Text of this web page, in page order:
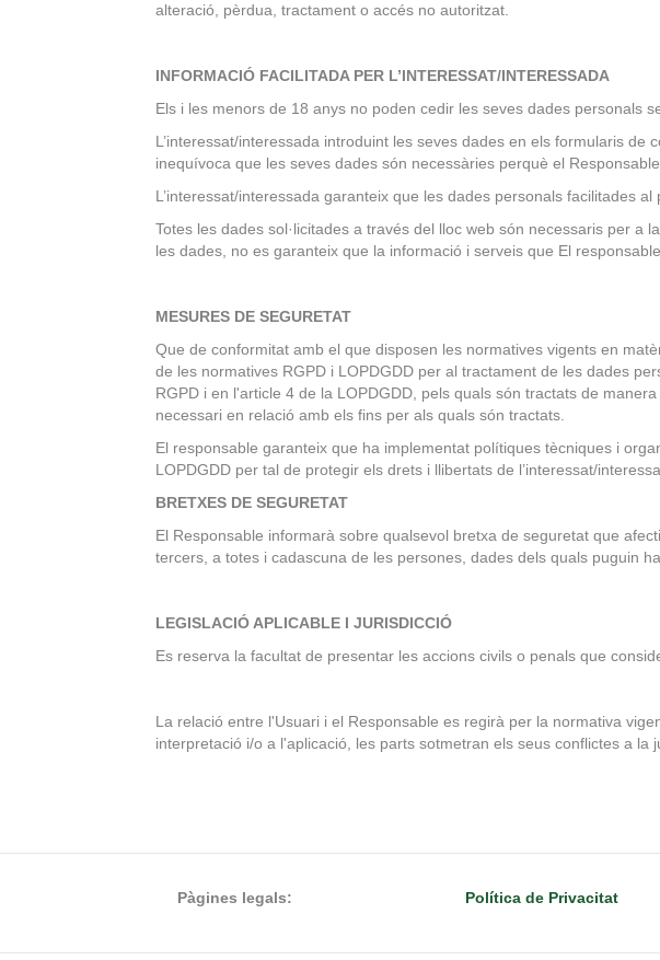
alteració, pèrdua, tractament o accés no autoritzat.
INFORMACIÓ FACILITADA PER L’INTERESSAT/INTERESSADA
Els i les menors de 18 anys no poden cedir les seves dades personals
L’interessat/interessada introduint les seves dades en els formularis
inequívoca que les seves dades són necessàries perquè el
L’interessat/interessada garanteix que les dades personals facilitades
Totes les dades sol·licitades a través del lloc web són necessaris per a
les dades, no es garanteix que la informació i serveis que El
MESURES DE SEGURETAT
Que de conformitat amb el que disposen les normatives vigents en
de les normatives RGPD i LOPDGDD per al tractament de les dades
RGPD i en l'article 4 de la LOPDGDD, pels quals són tractats de
necessari en relació amb els fins per als quals són tractats.
El responsable garanteix que ha implementat polítiques tècniques i
LOPDGDD per tal de protegir els drets i llibertats de l’interessat/
BRETXES DE SEGURETAT
El Responsable informarà sobre qualsevol bretxa de seguretat que
tercers, a totes i cadascuna de les persones, dades dels quals puguin
LEGISLACIÓ APLICABLE I JURISDICCIÓ
Es reserva la facultat de presentar les accions civils o penals que
La relació entre l'Usuari i el Responsable es regirà per la normativa
interpretació i/o a l'aplicació, les parts sotmetran els seus conflictes a
Pàgines legals: Política de Privacitat